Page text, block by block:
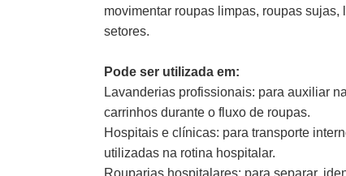
movimentar roupas limpas, roupas sujas,
setores.
Pode ser utilizada em:
Lavanderias profissionais: para auxiliar
carrinhos durante o fluxo de roupas.
Hospitais e clínicas: para transporte
utilizadas na rotina hospitalar.
Rouparias hospitalares: para separar,